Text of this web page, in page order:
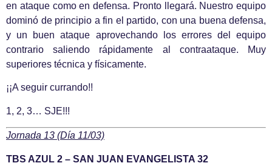
en ataque como en defensa. Pronto llegará. Nuestro equipo
dominó de principio a fin el partido, con una buena defensa,
y un buen ataque aprovechando los errores del equipo
contrario saliendo rápidamente al contraataque. Muy
superiores técnica y físicamente.
¡¡A seguir currando!!
1, 2, 3… SJE!!!
Jornada 13 (Día 11/03)
TBS AZUL 2 – SAN JUAN EVANGELISTA 32